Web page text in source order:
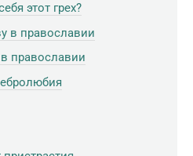
этот грех?
в православии
православии